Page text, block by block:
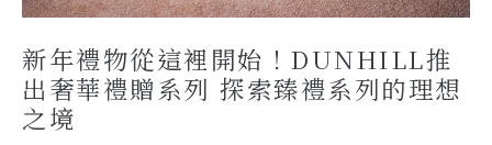
新年禮物從這裡開始！DUNHILL推
出奢華禮贈系列 探索臻禮系列的理想
之境